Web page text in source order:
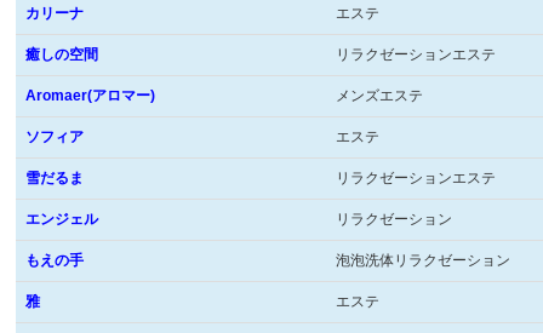
カリーナ エステ
癒しの空間 リラクゼーションエステ
Aromaer(アロマー) メンズエステ
ソフィア エステ
雪だるま リラクゼーションエステ
エンジェル リラクゼーション
もえの手 泡泡洗体リラクゼーション
雅 エステ